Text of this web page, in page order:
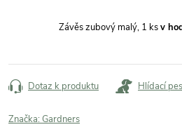
Závěs zubový malý, 1 ksv
Dotaz k produktu Hlídací pes
Značka: Gardners